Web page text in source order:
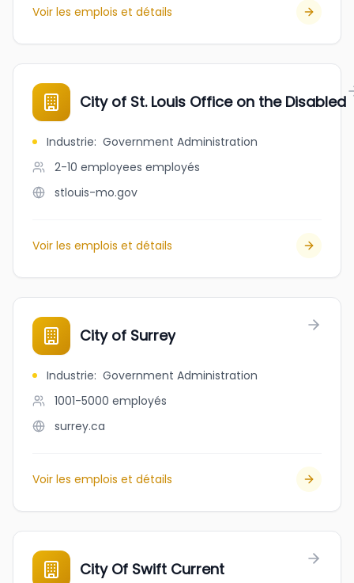
Voir les emplois et détails
City of St. Louis Office on the Disabled
Industrie: Government Administration
2-10 employees employés
stlouis-mo.gov
Voir les emplois et détails
City of Surrey
Industrie: Government Administration
1001-5000 employés
surrey.ca
Voir les emplois et détails
City Of Swift Current